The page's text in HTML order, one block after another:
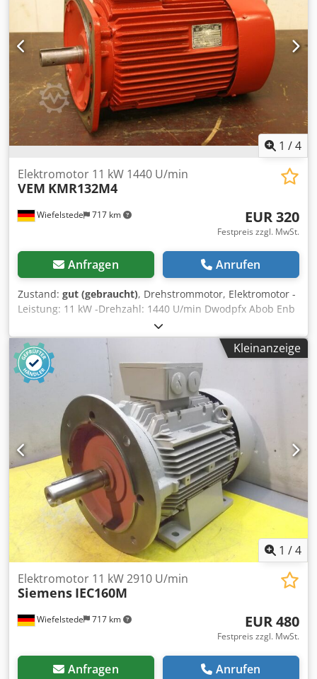
1 /4
Wiefelstede 717 km
Elektromotor 11 kW 1440 U/min
VEM KMR132M4
EUR 320
Festpreis zzgl. MwSt.
Anfragen Anrufen
Zustand: gut (gebraucht), Drehstrommotor, Elektromotor -
Leistung: 11 kW -Drehzahl: 1440 U/min Dwodpfx Abob Enb
Hsnoa -Welle: 38 mm -Bauform: B5 -Schutzart: IP54 -
Anzahl: 1x vorhanden -Abmessungen: 510/290/H330 mm -
Gewicht: 86 kg
Kleinanzeige
1 /4
Wiefelstede 717 km
Elektromotor 11 kW 2910 U/min
Siemens IEC160M
EUR 480
Festpreis zzgl. MwSt.
Anfragen Anrufen